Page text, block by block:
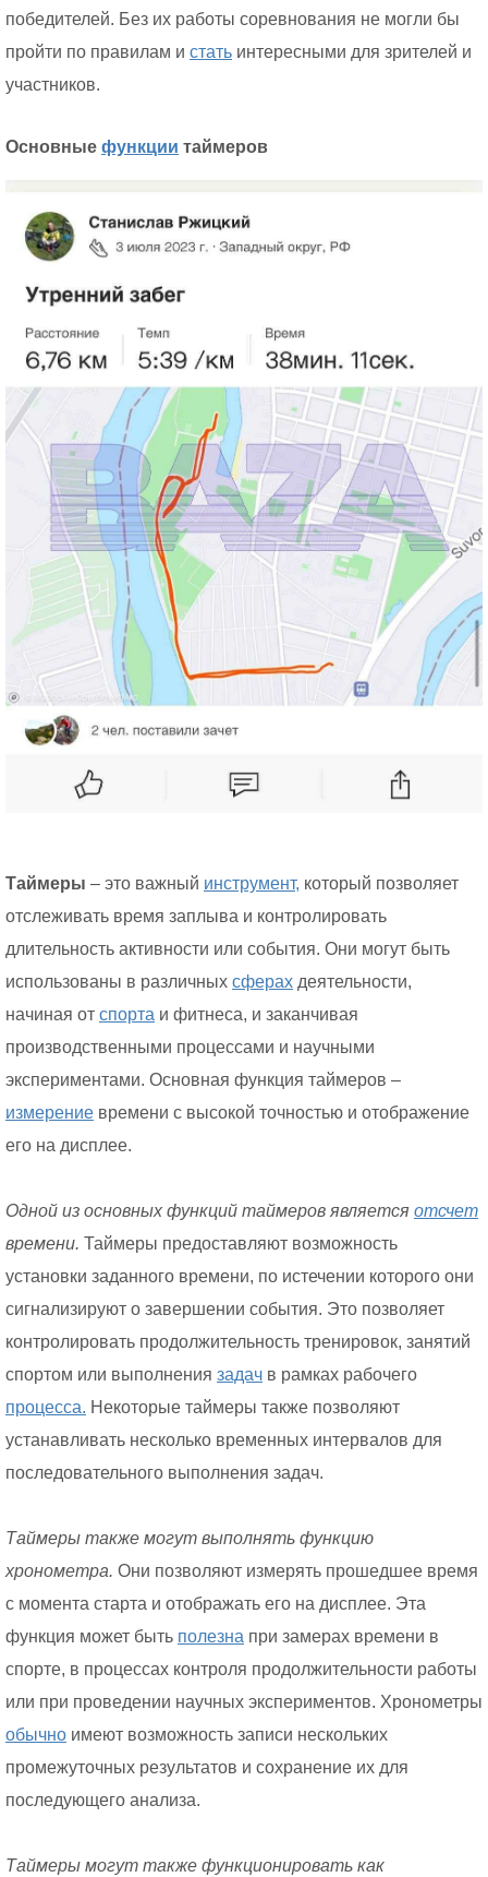
победителей. Без их работы соревнования не могли бы
пройти по правилам и стать интересными для зрителей и
участников.
Основные функции таймеров
Таймеры – это важный инструмент, который позволяет
отслеживать время заплыва и контролировать
длительность активности или события. Они могут быть
использованы в различных сферах деятельности,
начиная от спорта и фитнеса, и заканчивая
производственными процессами и научными
экспериментами. Основная функция таймеров –
измерение времени с высокой точностью и отображение
его на дисплее.
Одной из основных функций таймеров является отсчет
времени. Таймеры предоставляют возможность
установки заданного времени, по истечении которого они
сигнализируют о завершении события. Это позволяет
контролировать продолжительность тренировок, занятий
спортом или выполнения задач в рамках рабочего
процесса. Некоторые таймеры также позволяют
устанавливать несколько временных интервалов для
последовательного выполнения задач.
Таймеры также могут выполнять функцию
хронометра. Они позволяют измерять прошедшее время
с момента старта и отображать его на дисплее. Эта
функция может быть полезна при замерах времени в
спорте, в процессах контроля продолжительности работы
или при проведении научных экспериментов. Хронометры
обычно имеют возможность записи нескольких
промежуточных результатов и сохранение их для
последующего анализа.
Таймеры могут также функционировать как